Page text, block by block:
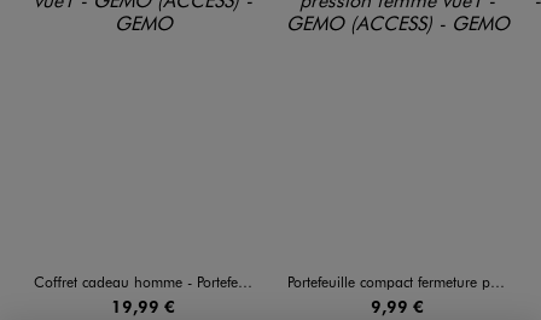
Coffret cadeau homme - Portefeuille et porte-clés
19,99 €
Portefeuille compact fermeture par zip et bouton pression femme
9,99 €